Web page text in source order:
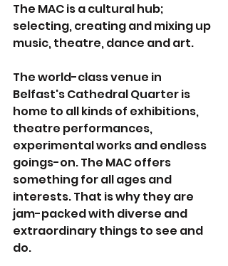
The MAC is a cultural hub;
selecting, creating and mixing up
music, theatre, dance and art.
The world-class venue in
Belfast's Cathedral Quarter is
home to all kinds of exhibitions,
theatre performances,
experimental works and endless
goings-on. The MAC offers
something for all ages and
interests. That is why they are
jam-packed with diverse and
extraordinary things to see and
do.